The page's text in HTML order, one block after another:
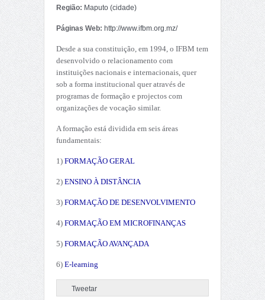
Região: Maputo (cidade)
Páginas Web: http://www.ifbm.org.mz/
Desde a sua constituição, em 1994, o IFBM tem
desenvolvido o relacionamento com
instituições nacionais e internacionais, quer
sob a forma institucional quer através de
programas de formação e projectos com
organizações de vocação similar.
A formação está dividida em seis áreas
fundamentais:
1) FORMAÇÃO GERAL
2) ENSINO À DISTÂNCIA
3) FORMAÇÃO DE DESENVOLVIMENTO
4) FORMAÇÃO EM MICROFINANÇAS
5) FORMAÇÃO AVANÇADA
6) E-learning
Tweetar